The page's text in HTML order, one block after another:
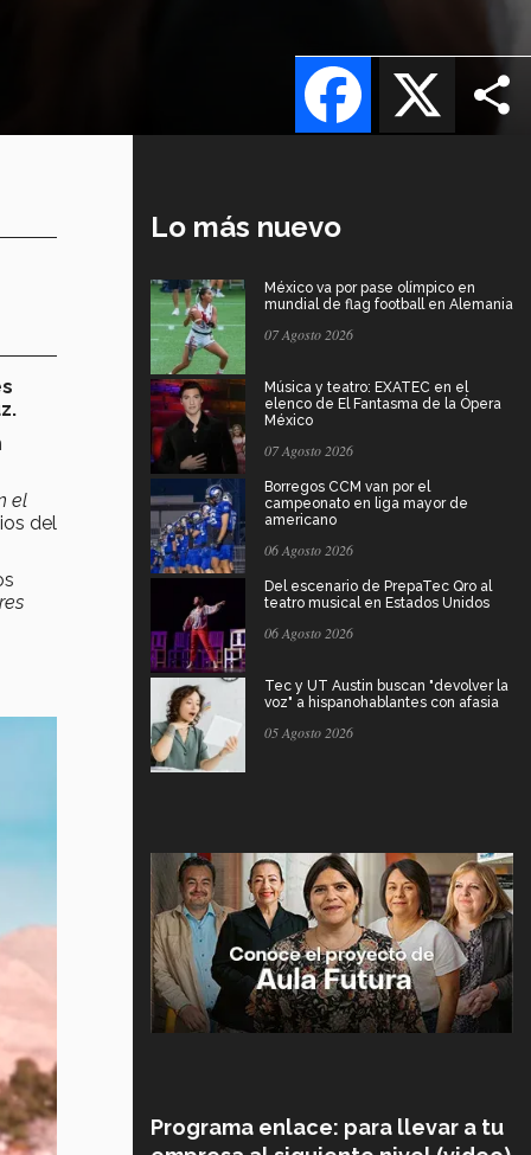
X
Facebook
el
del
Lo más nuevo
México va por pase olímpico en
mundial de flag football en Alemania
07 Agosto 2026
Música y teatro: EXATEC en el
elenco de El Fantasma de la Ópera
México
07 Agosto 2026
Borregos CCM van por el
campeonato en liga mayor de
americano
06 Agosto 2026
Del escenario de PrepaTec Qro al
teatro musical en Estados Unidos
06 Agosto 2026
Tec y UT Austin buscan "devolver la
voz" a hispanohablantes con afasia
05 Agosto 2026
Programa enlace: para llevar a tu